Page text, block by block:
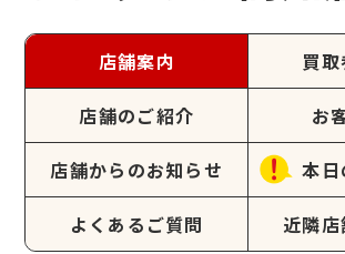
店舗案内 買
店舗のご紹介 お
店舗からのお知らせ 本
よくあるご質問 近隣